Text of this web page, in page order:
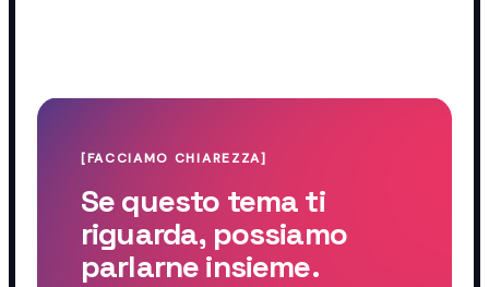
[FACCIAMO CHIAREZZA]
Se questo tema ti
riguarda, possiamo
parlarne insieme.